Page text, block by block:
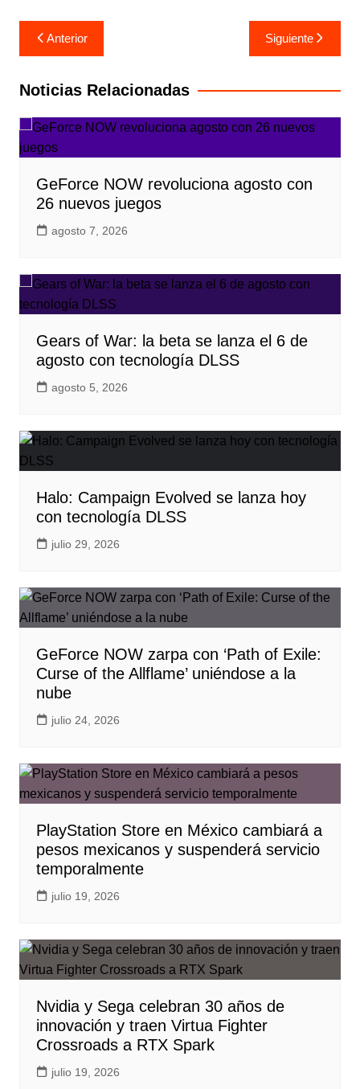
Navegación
de
entradas
Anterior Siguiente
Noticias Relacionadas
GeForce NOW revoluciona agosto con
26 nuevos juegos
agosto 7, 2026
Gears of War: la beta se lanza el 6 de
agosto con tecnología DLSS
agosto 5, 2026
Halo: Campaign Evolved se lanza hoy
con tecnología DLSS
julio 29, 2026
GeForce NOW zarpa con ‘Path of Exile:
Curse of the Allflame’ uniéndose a la
nube
julio 24, 2026
PlayStation Store en México cambiará a
pesos mexicanos y suspenderá servicio
temporalmente
julio 19, 2026
Nvidia y Sega celebran 30 años de
innovación y traen Virtua Fighter
Crossroads a RTX Spark
julio 19, 2026